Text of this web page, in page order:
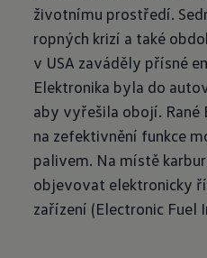
životnímu prostředí.
ropných krizí a také
v USA zaváděly přísné
Elektronika byla do
aby vyřešila obojí. Rané
na zefektivnění funkce
palivem. Na místě
objevovat elektronicky
zařízení (Electronic Fuel